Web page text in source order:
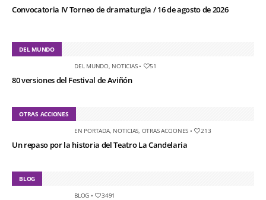
Convocatoria IV Torneo de dramaturgia / 16 de agosto de 2026
DEL MUNDO
DEL MUNDO, NOTICIAS• 51
80 versiones del Festival de Aviñón
OTRAS ACCIONES
EN PORTADA, NOTICIAS OTRAS ACCIONES • 213
Un repaso por la historia del Teatro La Candelaria
BLOG
BLOG • 3491